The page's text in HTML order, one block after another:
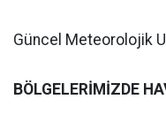
Güncel Meteorolojik
BÖLGELERİMİZDE